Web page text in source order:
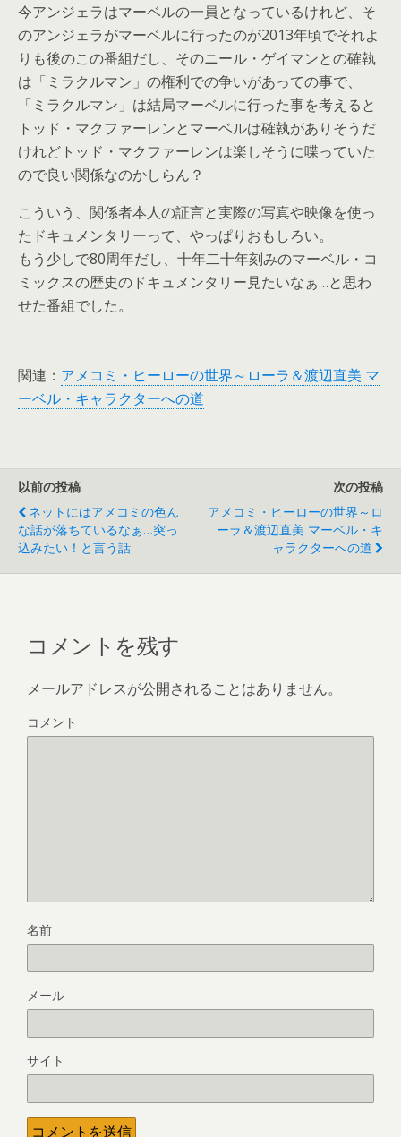
今アンジェラはマーベルの一員となっているけれど、そ
のアンジェラがマーベルに行ったのが2013年頃でそれよ
りも後のこの番組だし、そのニール・ゲイマンとの確執
は「ミラクルマン」の権利での争いがあっての事で、
「ミラクルマン」は結局マーベルに行った事を考えると
トッド・マクファーレンとマーベルは確執がありそうだ
けれどトッド・マクファーレンは楽しそうに喋っていた
ので良い関係なのかしらん？
こういう、関係者本人の証言と実際の写真や映像を使っ
たドキュメンタリーって、やっぱりおもしろい。
もう少しで80周年だし、十年二十年刻みのマーベル・コ
ミックスの歴史のドキュメンタリー見たいなぁ…と思わ
せた番組でした。
関連： アメコミ・ヒーローの世界～ローラ＆渡辺直美 マ
ーベル・キャラクターへの道
以前の投稿
ネットにはアメコミの色ん
な話が落ちているなぁ…突っ
込みたい！と言う話
次の投稿
アメコミ・ヒーローの世界～ロ
ーラ＆渡辺直美 マーベル・キ
ャラクターへの道
コメントを残す
メールアドレスが公開されることはありません。
コメント
名前
メール
サイト